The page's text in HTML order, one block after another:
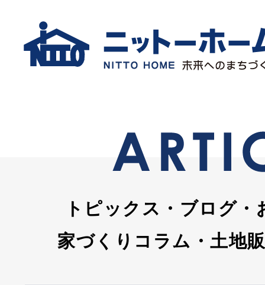
トピックス・ブログ・
家づくりコラム・土地